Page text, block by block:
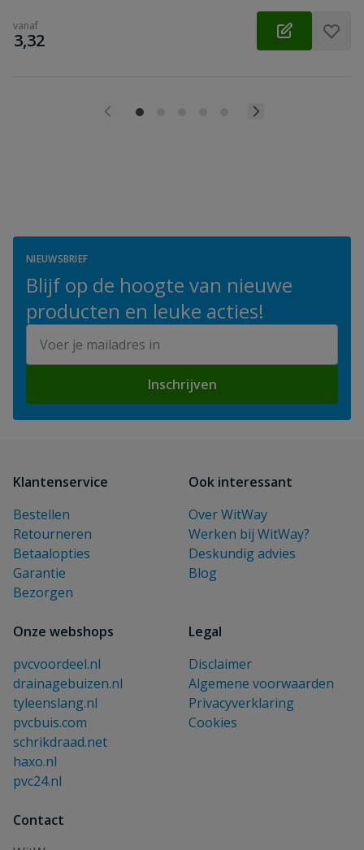
vanaf
€
3,32
NIEUWSBRIEF
Blijf op de hoogte van nieuwe
producten en leuke acties!
Inschrijven
Klantenservice
Bestellen
Retourneren
Betaalopties
Garantie
Bezorgen
Ook interessant
Over WitWay
Werken bij WitWay?
Deskundig advies
Blog
Onze webshops
pvcvoordeel.nl
drainagebuizen.nl
tyleenslang.nl
pvcbuis.com
schrikdraad.net
haxo.nl
pvc24.nl
Legal
Disclaimer
Algemene voorwaarden
Privacyverklaring
Cookies
Contact